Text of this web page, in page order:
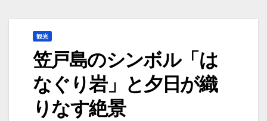
観光
笠戸島のシンボル「は
なぐり岩」と夕日が織
りなす絶景